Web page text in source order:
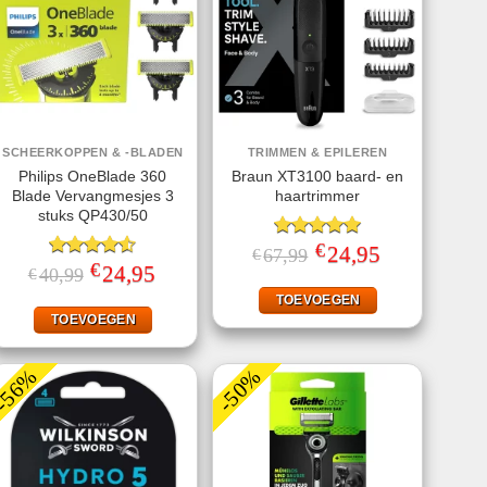
SCHEERKOPPEN & -BLADEN
Philips OneBlade 360
Blade Vervangmesjes 3
stuks QP430/50
Gewaardeerd
4.50uit 5
€40,99 Oorspronkelijke
prijs
€40,99.
€24,95
TOEVOEGEN
TRIMMEN & EPILEREN
Braun XT3100 baard- en
haartrimmer
Gewaardeerd
5.00uit 5
€67,99 Oorspronkelijke
prijs
€67,99.
€24,95prijs
TOEVOEGEN
-50%